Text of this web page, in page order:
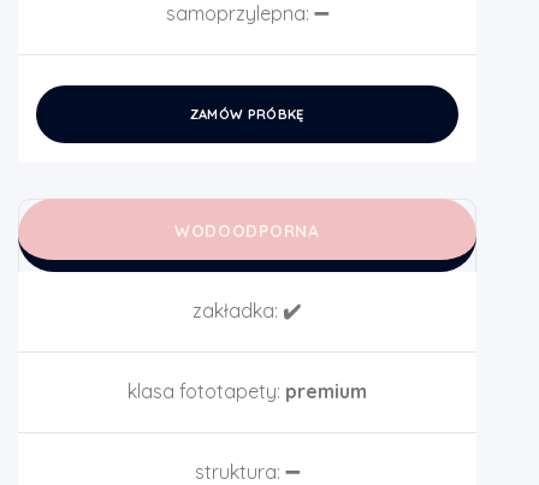
samoprzylepna: ➖
ZAMÓW PRÓBKĘ
WODOODPORNA
zakładka: ✔️
klasa fototapety: premium
struktura: ➖